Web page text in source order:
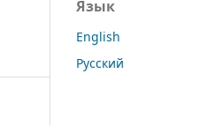
Язык
English
Русский